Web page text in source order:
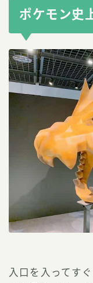
ポケモン史
入口を入ってす